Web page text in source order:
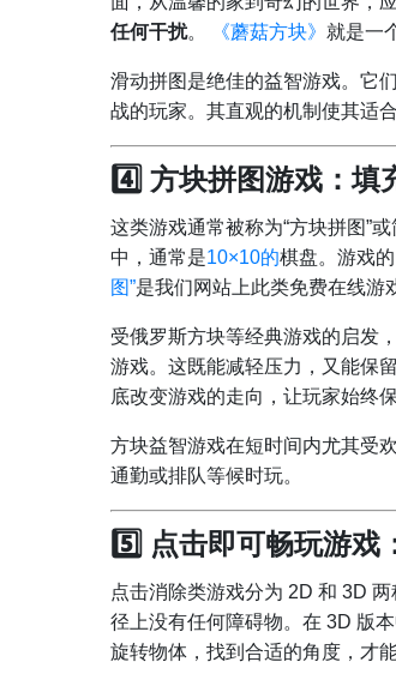
任何干扰。 《蘑菇方块》 就是一
滑动拼图是绝佳的益智游戏。它
战的玩家。其直观的机制使其适
4️⃣ 方块拼图游戏：填
这类游戏通常被称为“方块拼图”
中，通常是10×10的棋盘。游戏
图”是我们网站上此类免费在线游
受俄罗斯方块等经典游戏的启发
游戏。这既能减轻压力，又能保
底改变游戏的走向，让玩家始终
方块益智游戏在短时间内尤其受
通勤或排队等候时玩。
5️⃣ 点击即可畅玩游戏
点击消除类游戏分为 2D 和 3D
径上没有任何障碍物。在 3D 版
旋转物体，找到合适的角度，才